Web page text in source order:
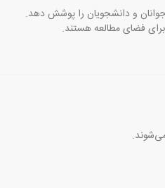
و دانشجویان را پوشش دهد.
برای فضای مطالعه هستند.